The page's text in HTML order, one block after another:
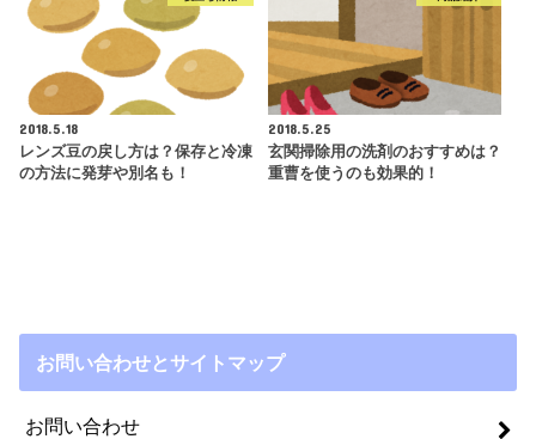
2018.5.18
レンズ豆の戻し方は？保存と冷凍
の方法に発芽や別名も！
2018.5.25
玄関掃除用の洗剤のおすすめは？
重曹を使うのも効果的！
お問い合わせとサイトマップ
お問い合わせ